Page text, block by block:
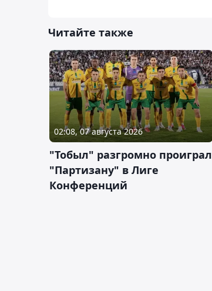
Читайте также
02:08, 07 августа 2026
"Тобыл" разгромно проиграл
"Партизану" в Лиге
Конференций